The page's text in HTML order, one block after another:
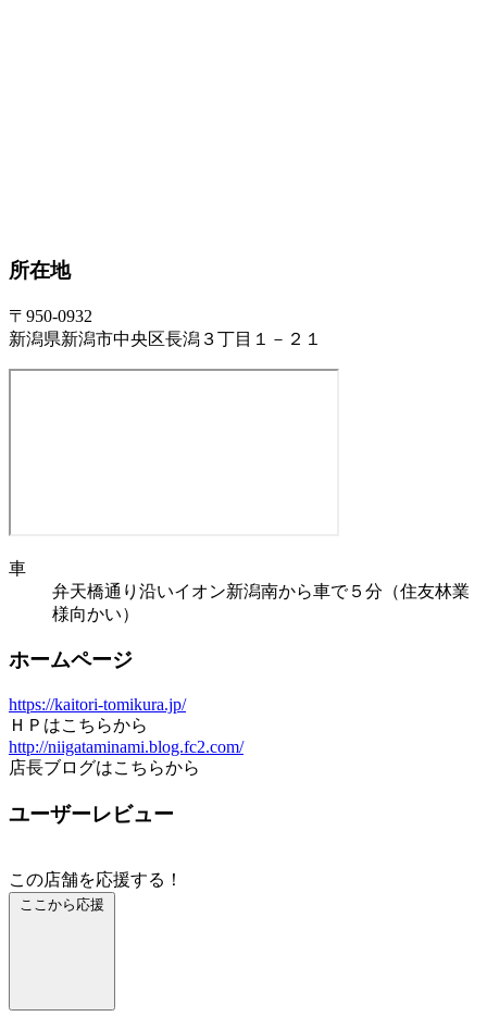
所在地
〒950-0932
新潟県新潟市中央区長潟３丁目１－２１
車
弁天橋通り沿いイオン新潟南から車で５分（住友林業
様向かい）
ホームページ
https://kaitori-tomikura.jp/
ＨＰはこちらから
http://niigataminami.blog.fc2.com/
店長ブログはこちらから
ユーザーレビュー
この店舗を応援する！
ここから応援